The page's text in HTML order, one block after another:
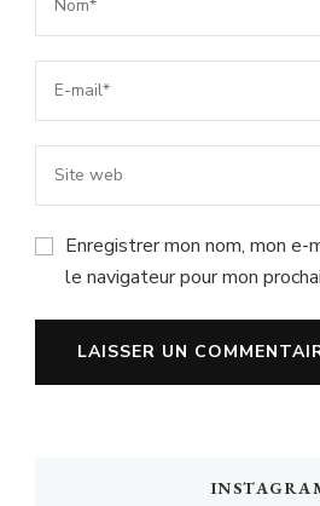
Enregistrer mon nom, mon
le navigateur pour mon